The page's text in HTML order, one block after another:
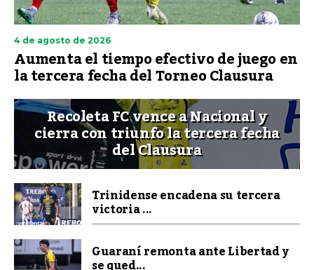
4 de agosto de 2026
Aumenta el tiempo efectivo de juego en
la tercera fecha del Torneo Clausura
Recoleta FC vence a Nacional y
cierra con triunfo la tercera fecha
del Clausura
Trinidense encadena su tercera
victoria ...
Guaraní remonta ante Libertad y